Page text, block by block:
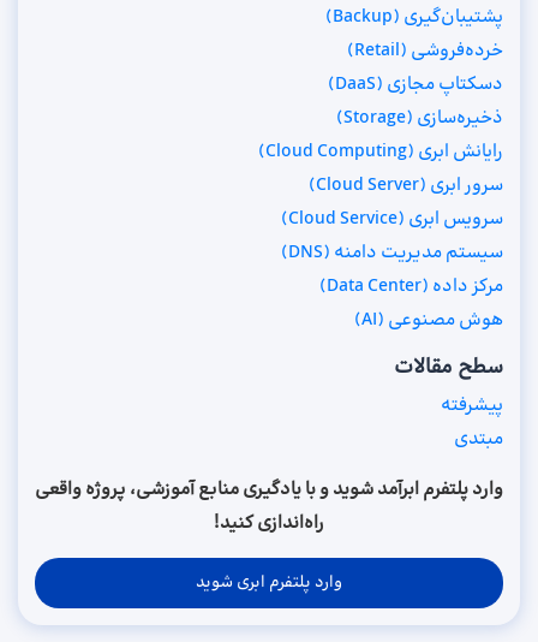
پشتیبان‌گیری (Backup)
خرده‌فروشی (Retail)
دسکتاپ مجازی (DaaS)
ذخیره‌سازی (Storage)
رایانش ابری (Cloud Computing)
سرور ابری (Cloud Server)
سرویس ابری (Cloud Service)
سیستم مدیریت دامنه (DNS)
مرکز داده (Data Center)
هوش مصنوعی (AI)
سطح مقالات
پیشرفته
مبتدی
وارد پلتفرم ابرآمد شوید و با یادگیری منابع آموزشی، پروژه واقعی
راه‌اندازی کنید!
وارد پلتفرم ابری شوید